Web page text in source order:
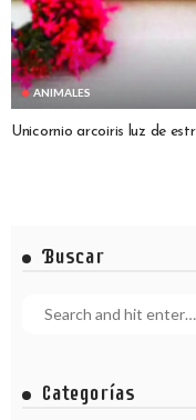
ANIMALES
Unicornio arcoiris luz de
Buscar
Categorías